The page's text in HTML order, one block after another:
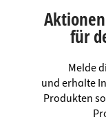
für
Melde
und erhalte
Produkten